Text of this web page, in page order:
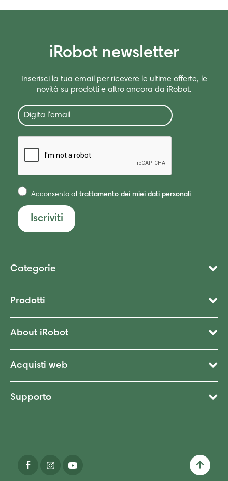
iRobot newsletter
Inserisci la tua email per ricevere le ultime offerte, le
novità su prodotti e altro ancora da iRobot.
Acconsento altrattamento dei miei dati personali
Iscriviti
Categorie
Prodotti
About iRobot
Acquisti web
Supporto